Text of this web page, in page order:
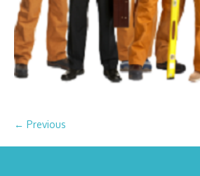
← Previous